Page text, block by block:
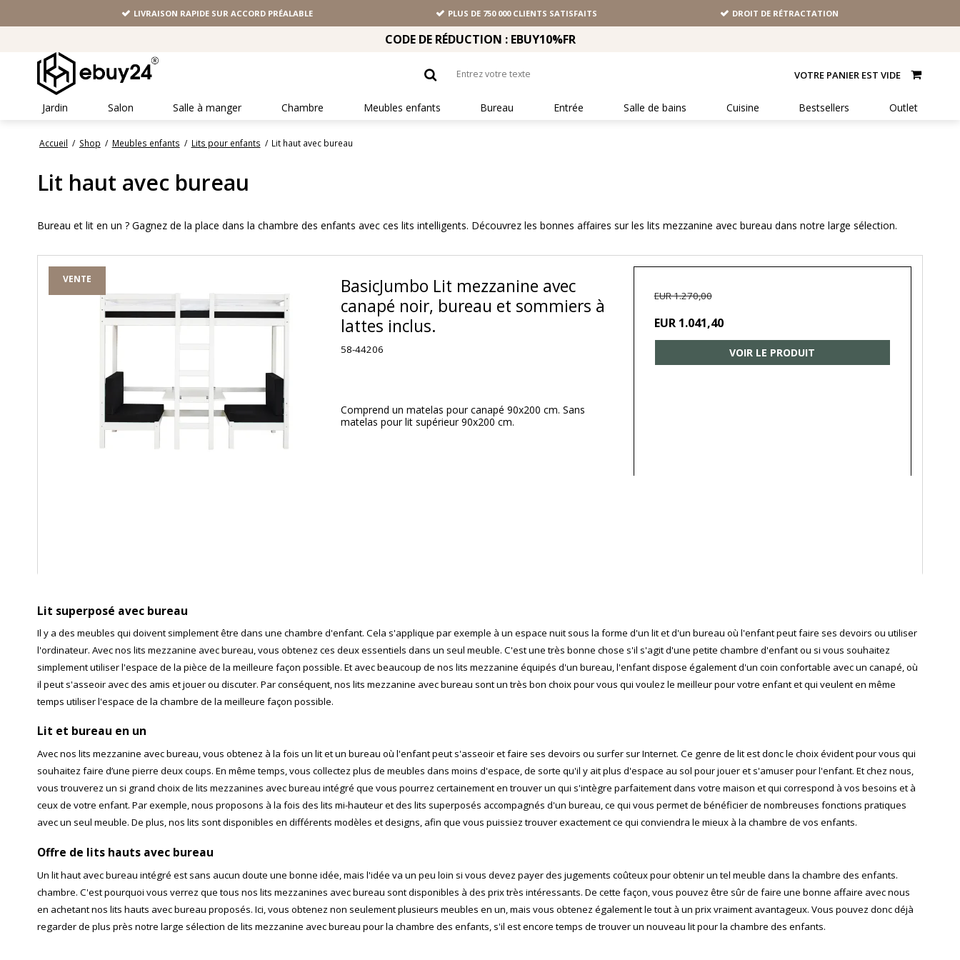
LIVRAISON RAPIDE SUR ACCORD PRÉALABLE PLUS DE 750 000 CLIENTS SATISFAITS DROIT DE RÉTRACTATION
CODE DE RÉDUCTION : EBUY10%FR
VOTRE PANIER EST VIDE
Jardin Salon Salle à manger Chambre Meubles enfants Bureau Entrée Salle de bains Cuisine Bestsellers Outlet
Accueil / Shop / Meubles enfants / Lits pour enfants / Lit haut avec bureau
Lit haut avec bureau
Bureau et lit en un ? Gagnez de la place dans la chambre des enfants avec ces lits intelligents. Découvrez les bonnes affaires sur les lits mezzanine avec bureau dans notre large sélection.
VENTE
BasicJumbo Lit mezzanine avec
canapé noir, bureau et sommiers à
lattes inclus.
58-44206
Comprend un matelas pour canapé 90x200 cm. Sans
matelas pour lit supérieur 90x200 cm.
EUR 1.270,00
EUR 1.041,40
VOIR LE PRODUIT
Lit superposé avec bureau
Il y a des meubles qui doivent simplement être dans une chambre d'enfant. Cela s'applique par exemple à un espace nuit sous la forme d'un lit et d'un bureau où l'enfant peut faire ses devoirs ou utiliser
l'ordinateur. Avec nos lits mezzanine avec bureau, vous obtenez ces deux essentiels dans un seul meuble. C'est une très bonne chose s'il s'agit d'une petite chambre d'enfant ou si vous souhaitez
simplement utiliser l'espace de la pièce de la meilleure façon possible. Et avec beaucoup de nos lits mezzanine équipés d'un bureau, l'enfant dispose également d'un coin confortable avec un canapé, où
il peut s'asseoir avec des amis et jouer ou discuter. Par conséquent, nos lits mezzanine avec bureau sont un très bon choix pour vous qui voulez le meilleur pour votre enfant et qui veulent en même
temps utiliser l'espace de la chambre de la meilleure façon possible.
Lit et bureau en un
Avec nos lits mezzanine avec bureau, vous obtenez à la fois un lit et un bureau où l'enfant peut s'asseoir et faire ses devoirs ou surfer sur Internet. Ce genre de lit est donc le choix évident pour vous qui
souhaitez faire d’une pierre deux coups. En même temps, vous collectez plus de meubles dans moins d'espace, de sorte qu'il y ait plus d'espace au sol pour jouer et s'amuser pour l'enfant. Et chez nous,
vous trouverez un si grand choix de lits mezzanines avec bureau intégré que vous pourrez certainement en trouver un qui s'intègre parfaitement dans votre maison et qui correspond à vos besoins et à
ceux de votre enfant. Par exemple, nous proposons à la fois des lits mi-hauteur et des lits superposés accompagnés d'un bureau, ce qui vous permet de bénéficier de nombreuses fonctions pratiques
avec un seul meuble. De plus, nos lits sont disponibles en différents modèles et designs, afin que vous puissiez trouver exactement ce qui conviendra le mieux à la chambre de vos enfants.
Offre de lits hauts avec bureau
Un lit haut avec bureau intégré est sans aucun doute une bonne idée, mais l'idée va un peu loin si vous devez payer des jugements coûteux pour obtenir un tel meuble dans la chambre des enfants.
chambre. C'est pourquoi vous verrez que tous nos lits mezzanines avec bureau sont disponibles à des prix très intéressants. De cette façon, vous pouvez être sûr de faire une bonne affaire avec nous
en achetant nos lits hauts avec bureau proposés. Ici, vous obtenez non seulement plusieurs meubles en un, mais vous obtenez également le tout à un prix vraiment avantageux. Vous pouvez donc déjà
regarder de plus près notre large sélection de lits mezzanine avec bureau pour la chambre des enfants, s'il est encore temps de trouver un nouveau lit pour la chambre des enfants.